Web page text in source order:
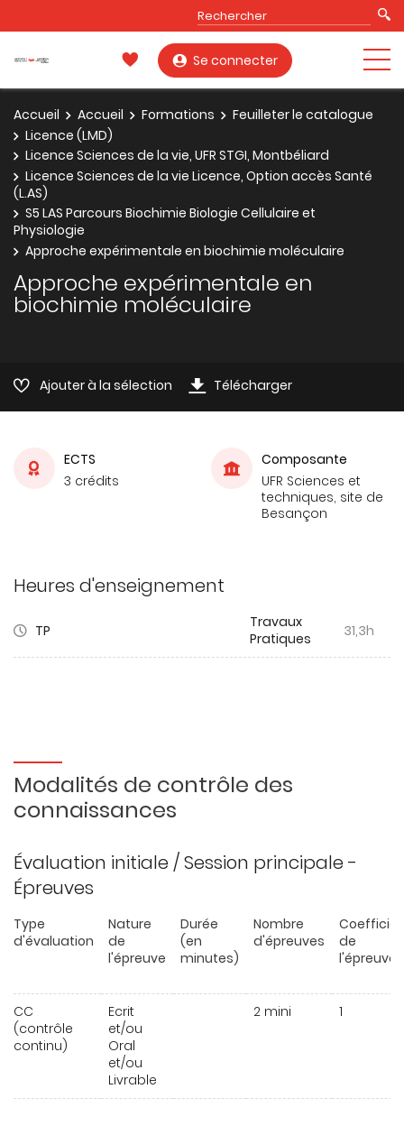
Se connecter
Accueil Accueil Formations
Feuilleter le catalogue
Licence (LMD)
Licence Sciences de la vie, UFR STGI, Montbéliard
Licence Sciences de la vie Licence, Option accès Santé
(L.AS)
S5 LAS Parcours Biochimie Biologie Cellulaire et
Physiologie
Approche expérimentale en biochimie moléculaire
Approche expérimentale en
biochimie moléculaire
Ajouter à la sélection Télécharger
ECTS
3 crédits
Composante
UFR Sciences et
techniques, site de
Besançon
Heures d'enseignement
TP
Travaux
Pratiques
31,3h
Modalités de contrôle des
connaissances
Évaluation initiale / Session principale -
Épreuves
Type
d'évaluation
Nature
de
l'épreuve
Durée
(en
minutes)
Nombre
d'épreuves
de
l'épreuve
CC
(contrôle
continu)
Ecrit
et/ou
Oral
et/ou
Livrable
2 mini 1